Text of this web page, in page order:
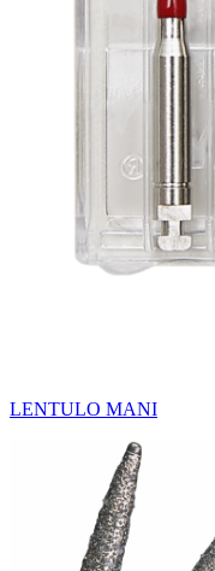
LENTULO MANI